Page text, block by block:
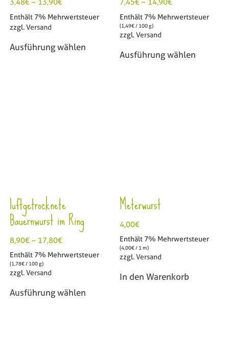
3,48€ – 13,90€
Enthält 7% Mehrwertsteuer
zzgl.Versand
Ausführung wählen
7,45€ – 14,90€
Enthält 7% Mehrwertsteuer
(1,49€/ 100 g)
zzgl.Versand
Ausführung wählen
luftgetrocknete
Bauernwurst im Ring
8,90€ – 17,80€
Enthält 7% Mehrwertsteuer
(1,78€/ 100 g)
zzgl.Versand
Ausführung wählen
Meterwurst
4,00€
Enthält 7% Mehrwertsteuer
(4,00€/ 1 m)
zzgl.Versand
In den Warenkorb